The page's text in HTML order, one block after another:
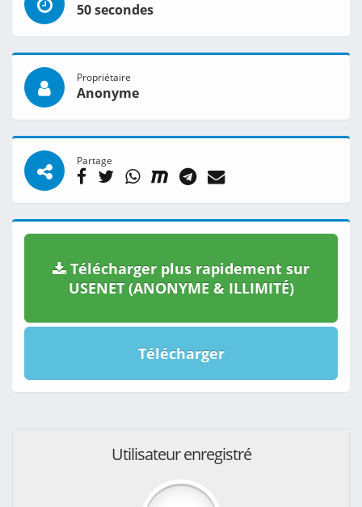
50 secondes
Propriétaire
Anonyme
Partage
Télécharger plus rapidement sur
USENET (ANONYME & ILLIMITÉ)
Télécharger
Utilisateur enregistré